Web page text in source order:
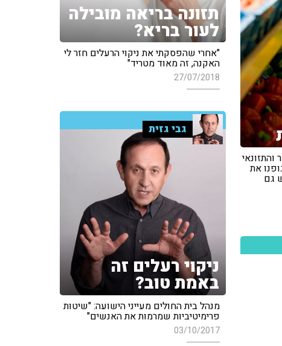
והתזונאי
את
גם
תזונה בריאה מובילה
לעור בריא?
"אחרי שהפסקתי את ניקוי הרעלים חזר לי
האקנה, זה מאוד מטריד"
27/07/2018
גבי גזית
ניקוי רעלים זה
באמת טוב?
מנהל בית החולים מעייני הישועה: "שיטות
פרימיטיביות שמרמות את האנשים"
03/10/2017